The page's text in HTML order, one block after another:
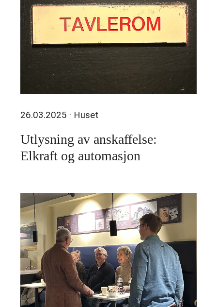
26.03.2025 · Huset
Utlysning av anskaffelse:
Elkraft og automasjon